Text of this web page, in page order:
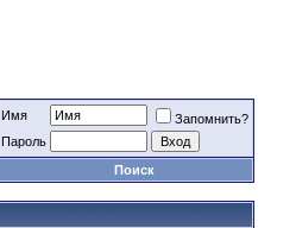
Имя
Запомнить?
Пароль
Поиск